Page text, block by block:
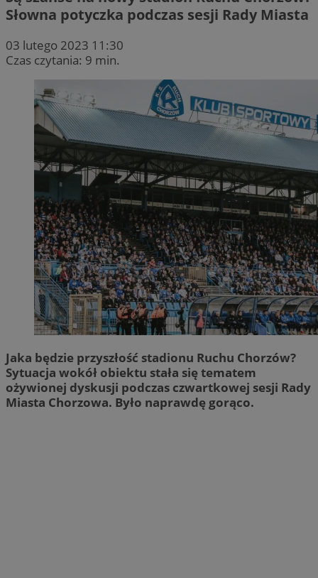
Słowna potyczka podczas sesji Rady Miasta
03 lutego 2023 11:30
Czas czytania: 9 min.
Jaka będzie przyszłość stadionu Ruchu Chorzów?
Sytuacja wokół obiektu stała się tematem
ożywionej dyskusji podczas czwartkowej sesji Rady
Miasta Chorzowa. Było naprawdę gorąco.